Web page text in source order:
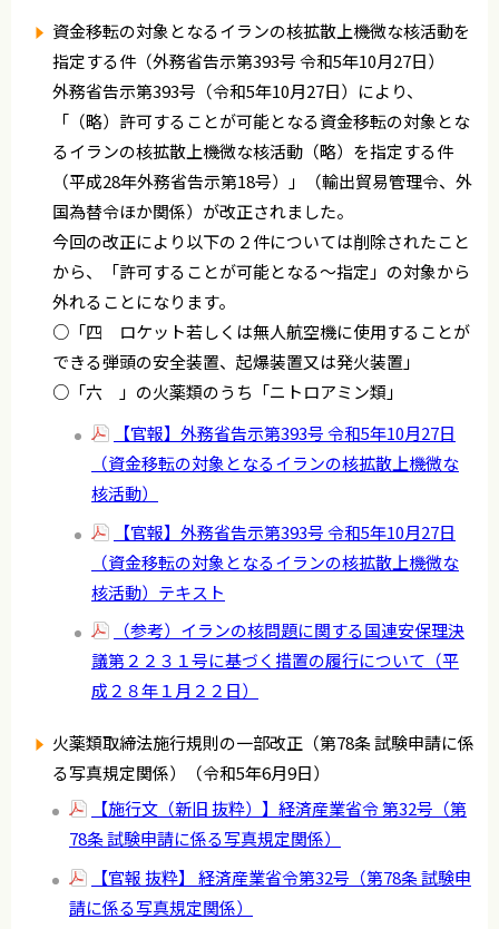
資金移転の対象となるイランの核拡散上機微な核活動を
指定する件（外務省告示第393号 令和5年10月27日）
外務省告示第393号（令和5年10月27日）により、
「（略）許可することが可能となる資金移転の対象とな
るイランの核拡散上機微な核活動（略）を指定する件
（平成28年外務省告示第18号）」（輸出貿易管理令、外
国為替令ほか関係）が改正されました。
今回の改正により以下の２件については削除されたこと
から、「許可することが可能となる～指定」の対象から
外れることになります。
○「四 ロケット若しくは無人航空機に使用することが
できる弾頭の安全装置、起爆装置又は発火装置」
○「六 」の火薬類のうち「ニトロアミン類」
【官報】外務省告示第393号 令和5年10月27日
（資金移転の対象となるイランの核拡散上機微な
核活動）
【官報】外務省告示第393号 令和5年10月27日
（資金移転の対象となるイランの核拡散上機微な
核活動）テキスト
（参考）イランの核問題に関する国連安保理決
議第２２３１号に基づく措置の履行について（平
成２８年１月２２日）
火薬類取締法施行規則の一部改正（第78条 試験申請に係
る写真規定関係）（令和5年6月9日）
【施行文（新旧 抜粋）】経済産業省令 第32号（第
78条 試験申請に係る写真規定関係）
【官報 抜粋】 経済産業省令第32号（第78条 試験申
請に係る写真規定関係）